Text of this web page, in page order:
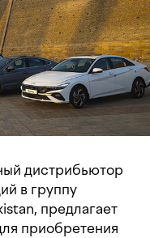
дистрибьютор
в группу
предлагает
приобретения